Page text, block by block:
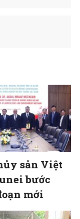
sản Việt
bước
mới